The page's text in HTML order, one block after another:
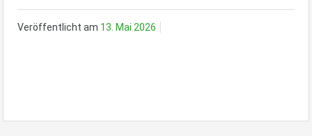
Veröffentlicht am 13. Mai 2026